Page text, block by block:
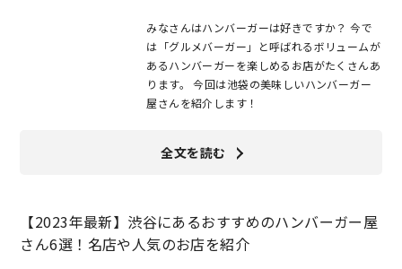
みなさんはハンバーガーは好きですか？ 今で
は「グルメバーガー」と呼ばれるボリュームが
あるハンバーガーを楽しめるお店がたくさんあ
ります。 今回は池袋の美味しいハンバーガー
屋さんを紹介します！
全文を読む
【2023年最新】渋谷にあるおすすめのハンバーガー屋
さん6選！名店や人気のお店を紹介